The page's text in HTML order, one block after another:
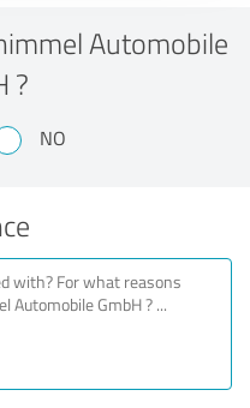
Automobile
?
NO